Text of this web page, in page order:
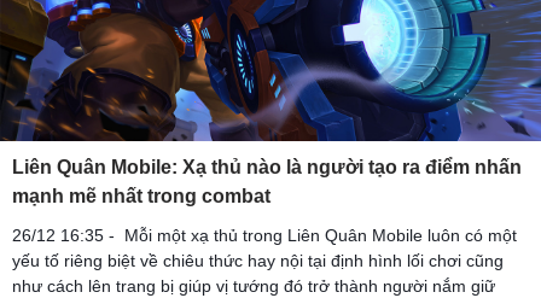
Liên Quân Mobile: Xạ thủ nào là người tạo ra điểm nhấn
mạnh mẽ nhất trong combat
26/12 16:35 - Mỗi một xạ thủ trong Liên Quân Mobile luôn có một
yếu tố riêng biệt về chiêu thức hay nội tại định hình lối chơi cũng
như cách lên trang bị giúp vị tướng đó trở thành người nắm giữ